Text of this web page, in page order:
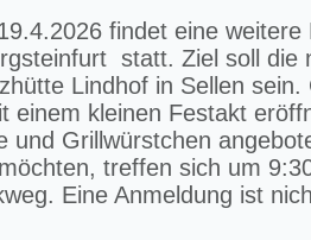
findet eine weitere
statt. Ziel soll die
Lindhof in Sellen sein.
einem kleinen Festakt
und Grillwürstchen
treffen sich um
Eine Anmeldung ist